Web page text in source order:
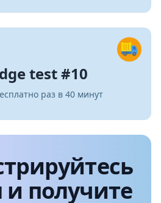
test #10
раз в 40 минут
и получите